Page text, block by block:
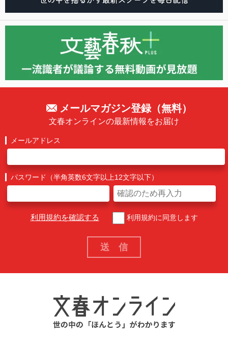
メールマガジン登録（無料）
文春オンラインの最新情報をお届け
メールアドレス
パスワード（半角英数6文字以上12文字以下）
利用規約を確認する 利用規約に同意します